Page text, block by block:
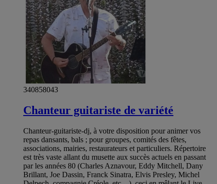
340858043
Chanteur guitariste de variété
Chanteur-guitariste-dj, à votre disposition pour animer vos
repas dansants, bals ; pour groupes, comités des fêtes,
associations, mairies, restaurateurs et particuliers. Répertoire
est très vaste allant du musette aux succès actuels en passant
par les années 80 (Charles Aznavour, Eddy Mitchell, Dany
Brillant, Joe Dassin, Franck Sinatra, Elvis Presley, Michel